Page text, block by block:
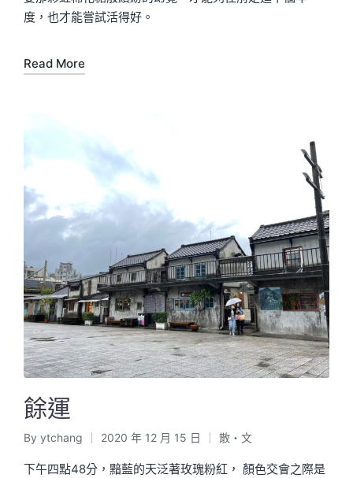
度，也才能嘗試活得好。
Read More
餘運
Posted
by
By ytchang 2020 年 12 月 15 日
Posted
in
散・文
下午四點48分，黯藍的天泛著玫瑰粉紅， 顏色交會之際是